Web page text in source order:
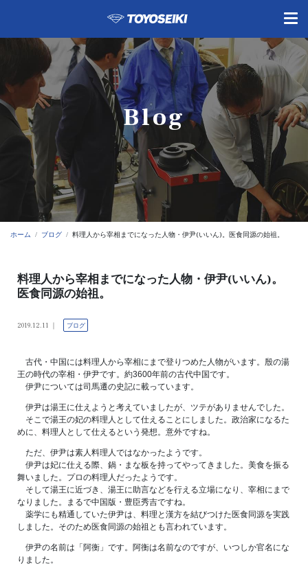
Blog
ホーム ブログ 料理人から宰相までになった人物・伊尹(いいん)。医食同源の始祖。
料理人から宰相までになった人物・伊尹(いいん)。
医食同源の始祖。
2019.12.11 ブログ
古代・中国には料理人から宰相にまで登りつめた人物がいます。殷の湯
王の時代の宰相・伊尹です。約3600年前の古代中国です。
伊尹については司馬遷の史記に載っています。
伊尹は湯王に仕えようと考えていましたが、ツテがありませんでした。
そこで湯王の妃の料理人として仕えることにしました。政治家になるた
めに、料理人として仕えるという発想。意外ですね。
ただ、伊尹は素人料理人ではなかったようです。
伊尹は妃に仕える際、鍋・まな板を持ってやってきました。美食を振る
舞いました。プロの料理人だったようです。
そして湯王に近づき、湯王に助言などを行える立場になり、宰相にまで
なりました。まるで中国版・豊臣秀吉ですね。
薬学にも精通していた伊尹は、料理と漢方を結びつけた医食同源を実践
しました。そのため医食同源の始祖とも言われています。
伊尹の名前は「阿衡」です。阿衡は名前なのですが、いつしか官名にな
りました。